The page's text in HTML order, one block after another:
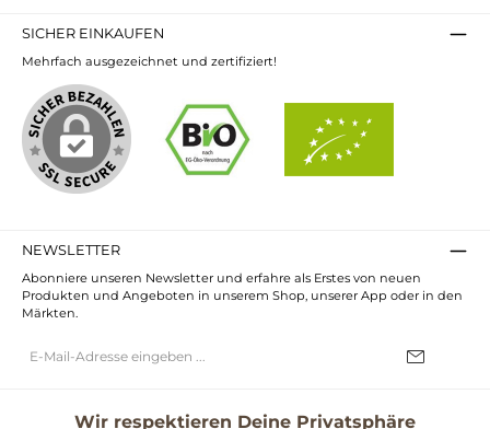
SICHER EINKAUFEN
Mehrfach ausgezeichnet und zertifiziert!
NEWSLETTER
Abonniere unseren Newsletter und erfahre als Erstes von neuen
Produkten und Angeboten in unserem Shop, unserer App oder in den
Märkten.
Mail-
Wir respektieren Deine Privatsphäre